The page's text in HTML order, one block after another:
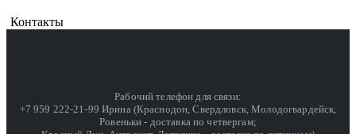
Контакты
Рабочий телефон для связи:
+7 959 222-21-99 Ирина (Краснодон, Свердловск, Молодогвардейск,
Ровеньки - доставка по четвергам;